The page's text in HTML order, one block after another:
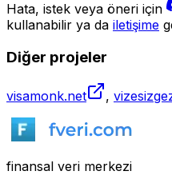
Hata, istek veya öneri için
kullanabilir ya da iletişime
Diğer projeler
visamonk.net ,
finansal veri merkezi